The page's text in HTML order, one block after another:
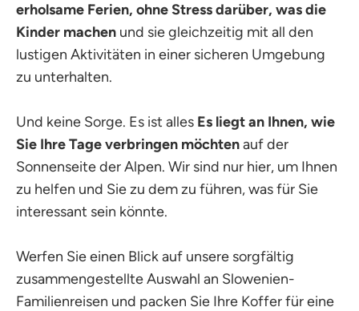
erholsame Ferien, ohne Stress darüber, was die
Kinder machen und sie gleichzeitig mit all den
lustigen Aktivitäten in einer sicheren Umgebung
zu unterhalten.
Und keine Sorge. Es ist alles Es liegt an Ihnen, wie
Sie Ihre Tage verbringen möchtenauf der
Sonnenseite der Alpen. Wir sind nur hier, um Ihnen
zu helfen und Sie zu dem zu führen, was für Sie
interessant sein könnte.
Werfen Sie einen Blick auf unsere sorgfältig
zusammengestellte Auswahl an Slowenien-
Familienreisen und packen Sie Ihre Koffer für eine